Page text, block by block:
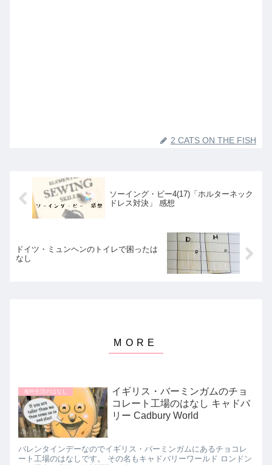
2 CATS ON THE FISH
ソーイング・ビー4(17)「ホルターネック
ドレス対決」 感想
ドイツ・ミュンヘンのトイレで困ったは
なし
海外生活のはなし
イギリス・バーミンガムのチョ
コレート工場のはなし キャドバ
リー Cadbury World
バレンタインデーなのでイギリス・バーミンガムにあるチョコレ
ート工場のはなしです。 その名もキャドバリーワールド ロンドン